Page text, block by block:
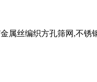
属丝编织方孔筛网,不